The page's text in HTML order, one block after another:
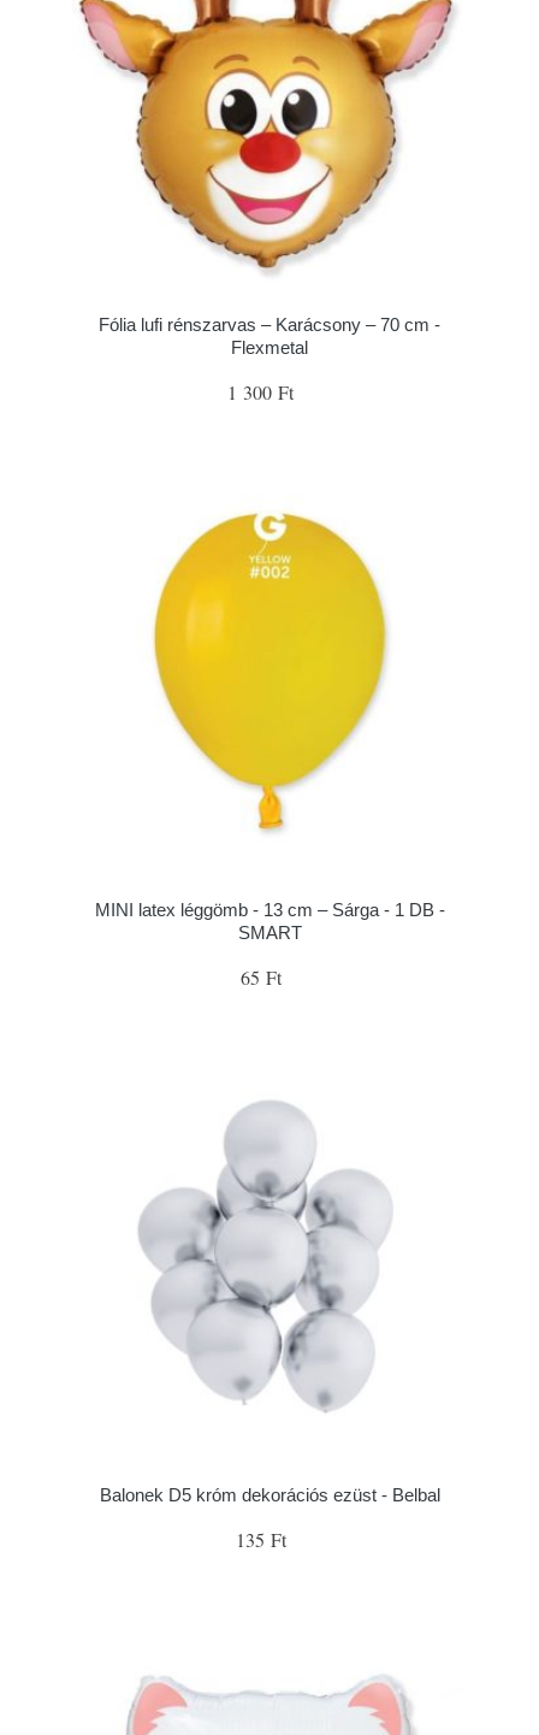
Fólia lufi rénszarvas – Karácsony – 70 cm -
Flexmetal
1 300 Ft
MINI latex léggömb - 13 cm – Sárga - 1 DB -
SMART
65 Ft
Balonek D5 króm dekorációs ezüst - Belbal
135 Ft